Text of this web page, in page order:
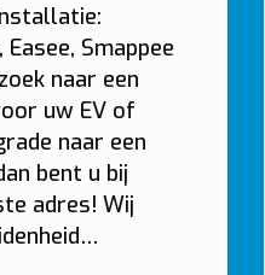
Smappee
naar een
uw EV of
naar een
bent u bij
adres! Wij